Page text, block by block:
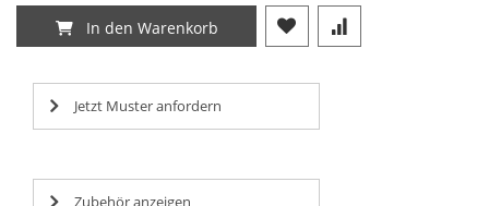
In den Warenkorb
Jetzt Muster anfordern
Zubehör anzeigen